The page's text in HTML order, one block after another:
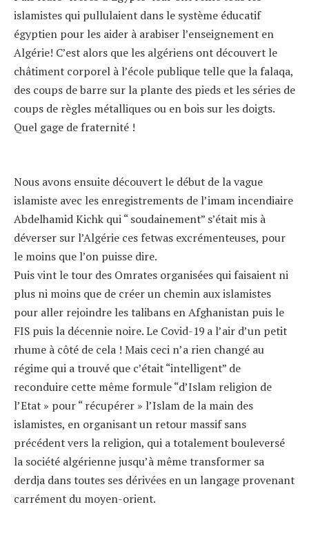
islamistes qui pullulaient dans le système éducatif
égyptien pour les aider à arabiser l’enseignement en
Algérie! C’est alors que les algériens ont découvert le
châtiment corporel à l’école publique telle que la falaqa,
des coups de barre sur la plante des pieds et les séries de
coups de règles métalliques ou en bois sur les doigts.
Quel gage de fraternité !
Nous avons ensuite découvert le début de la vague
islamiste avec les enregistrements de l’imam incendiaire
Abdelhamid Kichk qui “ soudainement” s’était mis à
déverser sur l’Algérie ces fetwas excrémenteuses, pour
le moins que l’on puisse dire.
Puis vint le tour des Omrates organisées qui faisaient ni
plus ni moins que de créer un chemin aux islamistes
pour aller rejoindre les talibans en Afghanistan puis le
FIS puis la décennie noire. Le Covid-19 a l’air d’un petit
rhume à côté de cela ! Mais ceci n’a rien changé au
régime qui a trouvé que c’était “intelligent” de
reconduire cette même formule “d’Islam religion de
l’Etat » pour “ récupérer » l’Islam de la main des
islamistes, en organisant un retour massif sans
précédent vers la religion, qui a totalement bouleversé
la société algérienne jusqu’à même transformer sa
derdja dans toutes ses dérivées en un langage provenant
carrément du moyen-orient.